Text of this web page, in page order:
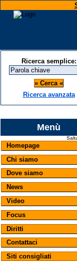
Ricerca semplice:
Ricerca avanzata
Menù
Homepage
Chi siamo
Dove siamo
News
Video
Focus
Diritti
Contattaci
Siti consigliati